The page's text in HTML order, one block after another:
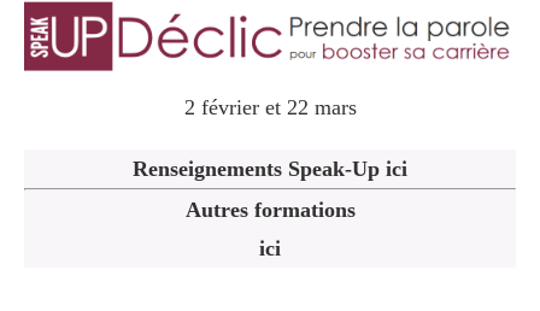
2 février et 22 mars
Renseignements Speak-Up ici
Autres formations
ici